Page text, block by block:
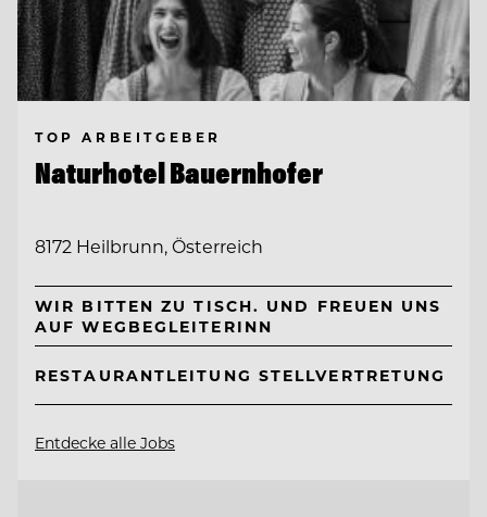
TOP ARBEITGEBER
Naturhotel Bauernhofer
8172 Heilbrunn, Österreich
WIR BITTEN ZU TISCH. UND FREUEN UNS
AUF WEGBEGLEITERINN
RESTAURANTLEITUNG STELLVERTRETUNG
Entdecke alle Jobs